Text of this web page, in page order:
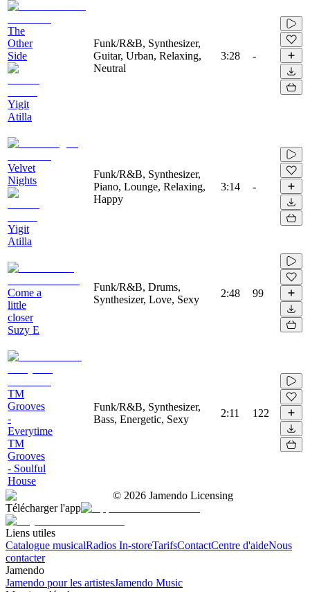
The
Other
Side
Yigit
Atilla
Funk/R&B, Synthesizer,
Guitar, Urban, Relaxing,
Neutral
3:28 -
Velvet
Nights
Yigit
Atilla
Funk/R&B, Synthesizer,
Piano, Lounge, Relaxing,
Happy
3:14 -
Come a
little
closer
Suzy E
Funk/R&B, Drums,
Synthesizer, Love, Sexy
2:48 99
TM
Grooves
-
Everytime
TM
Grooves
- Soulful
House
Funk/R&B, Synthesizer,
Bass, Energetic, Sexy
2:11 122
© 2026 Jamendo Licensing
Télécharger l'app
Liens utiles
Catalogue musicalRadios In-storeTarifsContactCentre d'aideNous
contacter
Jamendo
Jamendo pour les artistesJamendo Music